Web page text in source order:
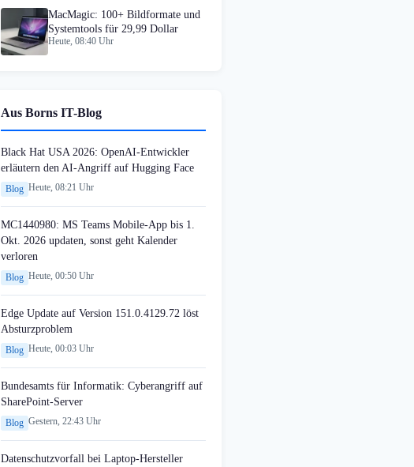
MacMagic: 100+ Bildformate und
Systemtools für 29,99 Dollar
Heute, 08:40 Uhr
Aus Borns IT-Blog
Black Hat USA 2026: OpenAI-Entwickler
erläutern den AI-Angriff auf Hugging Face
Blog Heute, 08:21 Uhr
MC1440980: MS Teams Mobile-App bis 1.
Okt. 2026 updaten, sonst geht Kalender
verloren
Blog Heute, 00:50 Uhr
Edge Update auf Version 151.0.4129.72 löst
Absturzproblem
Blog Heute, 00:03 Uhr
Bundesamts für Informatik: Cyberangriff auf
SharePoint-Server
Blog Gestern, 22:43 Uhr
Datenschutzvorfall bei Laptop-Hersteller